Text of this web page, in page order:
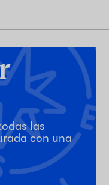
las
con una